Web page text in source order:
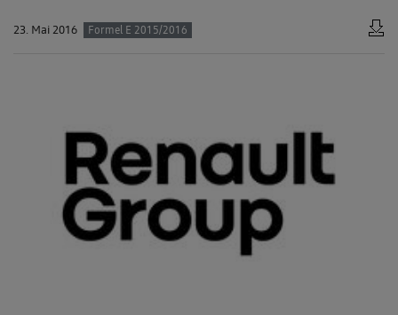
23. Mai 2016 Formel E 2015/2016